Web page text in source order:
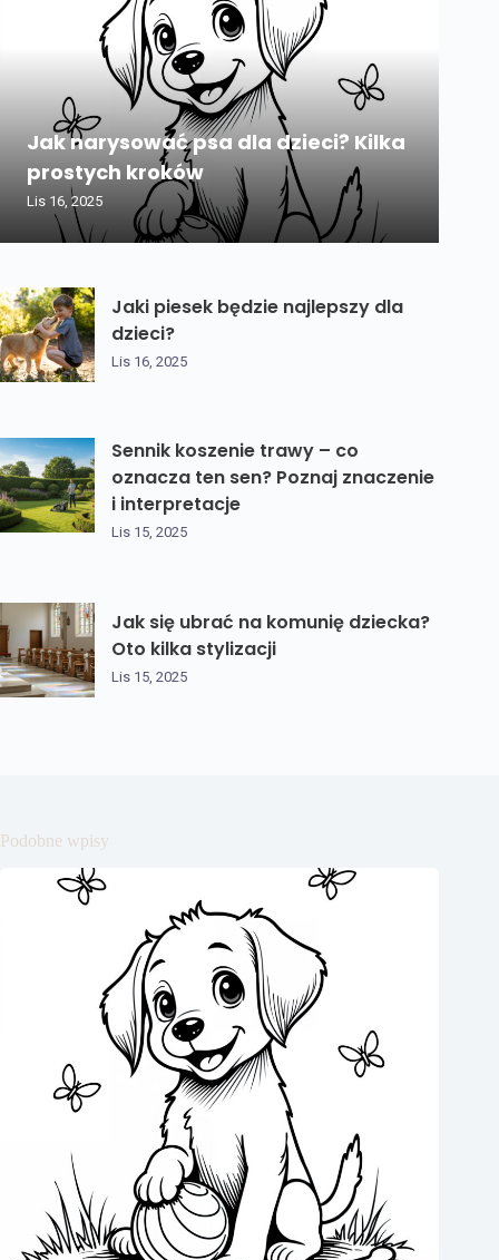
Jak narysować psa dla dzieci? Kilka
prostych kroków
Lis 16, 2025
Jaki piesek będzie najlepszy dla
dzieci?
Lis 16, 2025
Sennik koszenie trawy – co
oznacza ten sen? Poznaj znaczenie
i interpretacje
Lis 15, 2025
Jak się ubrać na komunię dziecka?
Oto kilka stylizacji
Lis 15, 2025
Podobne wpisy